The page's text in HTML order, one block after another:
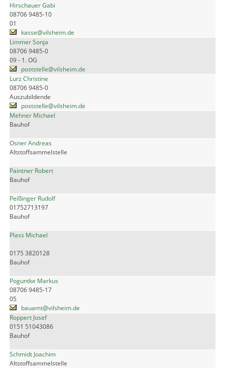
Hirschauer Gabi
08706 9485-10
01
kasse@vilsheim.de
Limmer Sonja
08706 9485-0
09 - 1. OG
poststelle@vilsheim.de
Lurz Christine
08706 9485-0
Auszubildende
poststelle@vilsheim.de
Mehner Michael
Bauhof
Osner Andreas
Altstoffsammelstelle
Paintner Robert
Bauhof
Peißinger Rudolf
01752713197
Bauhof
Plass Michael
0175 3820128
Bauhof
Poguntke Markus
08706 9485-17
05
bauamt@vilsheim.de
Roppert Josef
0151 51043086
Bauhof
Schmidt Joachim
Altstoffsammelstelle